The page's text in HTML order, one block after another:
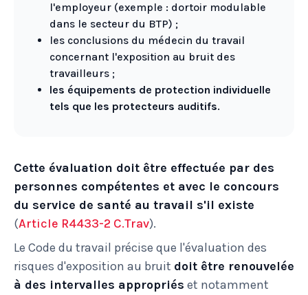
l'employeur (exemple : dortoir modulable
dans le secteur du BTP) ;
les conclusions du médecin du travail
concernant l'exposition au bruit des
travailleurs ;
les équipements de protection individuelle
tels que les protecteurs auditifs.
Cette évaluation doit être effectuée par des
personnes compétentes et avec le concours
du service de santé au travail s'il existe
(Article R4433-2 C.Trav).
Le Code du travail précise que l'évaluation des
risques d'exposition au bruit doit être renouvelée
à des intervalles appropriés et notamment